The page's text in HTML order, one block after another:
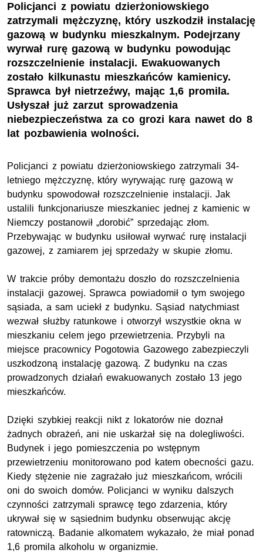
Policjanci z powiatu dzierżoniowskiego
zatrzymali mężczyznę, który uszkodził instalację
gazową w budynku mieszkalnym. Podejrzany
wyrwał rurę gazową w budynku powodując
rozszczelnienie instalacji. Ewakuowanych
zostało kilkunastu mieszkańców kamienicy.
Sprawca był nietrzeźwy, mając 1,6 promila.
Usłyszał już zarzut sprowadzenia
niebezpieczeństwa za co grozi kara nawet do 8
lat pozbawienia wolności.
Policjanci z powiatu dzierżoniowskiego zatrzymali 34-
letniego mężczyznę, który wyrywając rurę gazową w
budynku spowodował rozszczelnienie instalacji. Jak
ustalili funkcjonariusze mieszkaniec jednej z kamienic w
Niemczy postanowił „dorobić” sprzedając złom.
Przebywając w budynku usiłował wyrwać rurę instalacji
gazowej, z zamiarem jej sprzedaży w skupie złomu.
W trakcie próby demontażu doszło do rozszczelnienia
instalacji gazowej. Sprawca powiadomił o tym swojego
sąsiada, a sam uciekł z budynku. Sąsiad natychmiast
wezwał służby ratunkowe i otworzył wszystkie okna w
mieszkaniu celem jego przewietrzenia. Przybyli na
miejsce pracownicy Pogotowia Gazowego zabezpieczyli
uszkodzoną instalację gazową. Z budynku na czas
prowadzonych działań ewakuowanych zostało 13 jego
mieszkańców.
Dzięki szybkiej reakcji nikt z lokatorów nie doznał
żadnych obrażeń, ani nie uskarżał się na dolegliwości.
Budynek i jego pomieszczenia po wstępnym
przewietrzeniu monitorowano pod katem obecności gazu.
Kiedy stężenie nie zagrażało już mieszkańcom, wrócili
oni do swoich domów. Policjanci w wyniku dalszych
czynności zatrzymali sprawcę tego zdarzenia, który
ukrywał się w sąsiednim budynku obserwując akcję
ratowniczą. Badanie alkomatem wykazało, że miał ponad
1,6 promila alkoholu w organizmie.